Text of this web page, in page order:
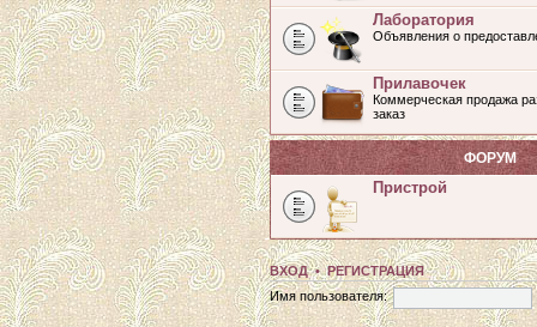
Лаборатория
Объявления о
Прилавочек
Коммерческая продажа
заказ
ФОРУМ
Пристрой
ВХОД•РЕГИСТРАЦИЯ
Имя пользователя: